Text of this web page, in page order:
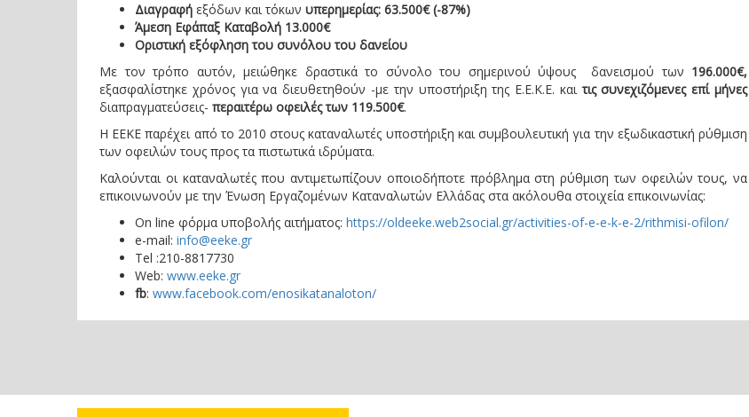
Διαγραφή εξόδων και τόκων υπερημερίας: 63.500€ (-87%)
Άμεση Εφάπαξ Καταβολή 13.000€
Οριστική εξόφληση του συνόλου του δανείου
Με τον τρόπο αυτόν, μειώθηκε δραστικά το σύνολο του σημερινού ύψους δανεισμού των 196.000€,
εξασφαλίστηκε χρόνος για να διευθετηθούν -με την υποστήριξη της Ε.Ε.Κ.Ε. καιτις συνεχιζόμενες επί μήνες
διαπραγματεύσεις- περαιτέρω οφειλές των 119.500€.
H ΕΕΚΕ παρέχει από το 2010 στους καταναλωτές υποστήριξη και συμβουλευτική για την εξωδικαστική ρύθμιση
των οφειλών τους προς τα πιστωτικά ιδρύματα.
Καλούνται οι καταναλωτές που αντιμετωπίζουν οποιοδήποτε πρόβλημα στη ρύθμιση των οφειλών τους, να
επικοινωνούν με την Ένωση Εργαζομένων Καταναλωτών Ελλάδας στα ακόλουθα στοιχεία επικοινωνίας:
On line φόρμα υποβολής αιτήματος: https://oldeeke.web2social.gr/activities-of-e-e-k-e-2/rithmisi-ofilon/
e-mail: info@eeke.gr
Τel :210-8817730
Web: www.eeke.gr
fb: www.facebook.com/enosikatanaloton/